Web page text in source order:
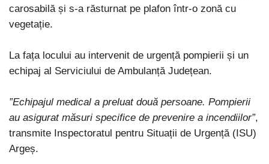
carosabilă și s-a răsturnat pe plafon într-o zonă cu
vegetație.
La fața locului au intervenit de urgență pompierii și un
echipaj al Serviciului de Ambulanță Județean.
”Echipajul medical a preluat două persoane. Pompierii
au asigurat măsuri specifice de prevenire a incendiilor”,
transmite Inspectoratul pentru Situații de Urgență (ISU)
Argeș.